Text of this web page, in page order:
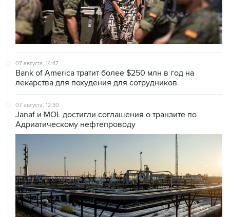
07 августа, 14:47
Bank of America тратит более $250 млн в год на
лекарства для похудения для сотрудников
07 августа, 12:30
Janaf и MOL достигли соглашения о транзите по
Адриатическому нефтепроводу